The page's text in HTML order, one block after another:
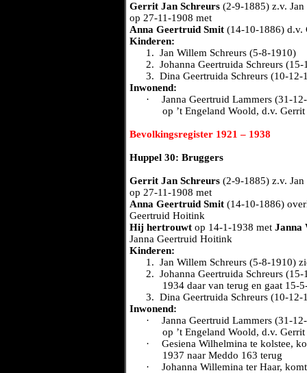
Gerrit Jan Schreurs (2-9-1885) z.v.
op 27-11-1908 met
Anna Geertruid Smit (14-10-1886) d.v.
Kinderen:
1. Jan Willem Schreurs (5-8-1910)
2. Johanna Geertruida Schreurs
3. Dina Geertruida Schreurs (10-12-
Inwonend:
·
Janna Geertruid Lammers (31-
op ’t Engeland Woold, d.v.
Bevolkingsregister 1921 – 1938
Huppel 30: Bruggers
Gerrit Jan Schreurs (2-9-1885) z.v.
op 27-11-1908 met
Anna Geertruid Smit (14-10-1886)
Geertruid Hoitink
Hij hertrouwt op 14-1-1938 met Janna
Janna Geertruid Hoitink
Kinderen:
1. Jan Willem Schreurs (5-8-1910)
2. Johanna Geertruida Schreurs
1934 daar van terug en gaat 15-
3. Dina Geertruida Schreurs (10-
Inwonend:
·
Janna Geertruid Lammers (31-
op ’t Engeland Woold, d.v.
·
Gesiena Wilhelmina te kolstee,
1937 naar Meddo 163 terug
·
Johanna Willemina ter Haar,